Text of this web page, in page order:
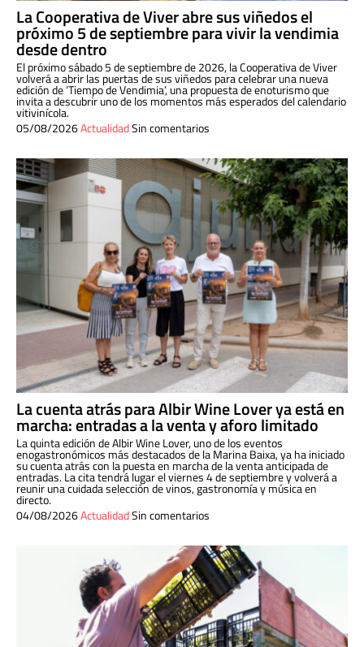
La Cooperativa de Viver abre sus viñedos el
próximo 5 de septiembre para vivir la vendimia
desde dentro
El próximo sábado 5 de septiembre de 2026, la Cooperativa de Viver
volverá a abrir las puertas de sus viñedos para celebrar una nueva
edición de ‘Tiempo de Vendimia’, una propuesta de enoturismo que
invita a descubrir uno de los momentos más esperados del calendario
vitivinícola.
05/08/2026ActualidadSin comentarios
La cuenta atrás para Albir Wine Lover ya está en
marcha: entradas a la venta y aforo limitado
La quinta edición de Albir Wine Lover, uno de los eventos
enogastronómicos más destacados de la Marina Baixa, ya ha iniciado
su cuenta atrás con la puesta en marcha de la venta anticipada de
entradas. La cita tendrá lugar el viernes 4 de septiembre y volverá a
reunir una cuidada selección de vinos, gastronomía y música en
directo.
04/08/2026ActualidadSin comentarios